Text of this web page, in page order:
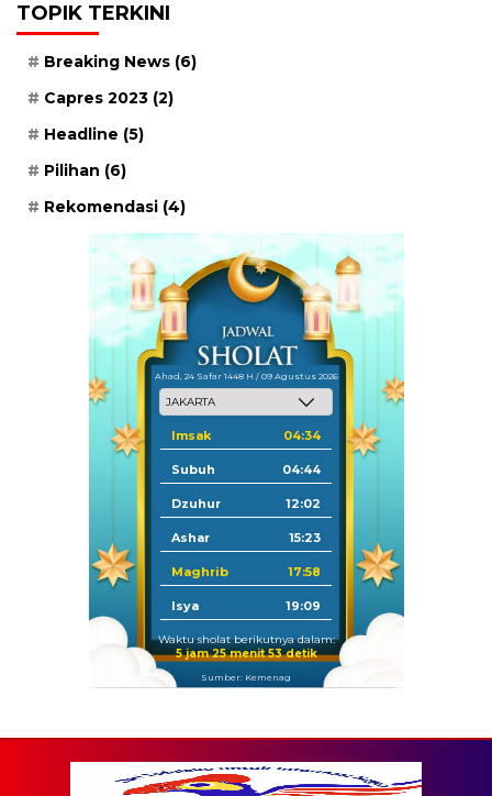
TOPIK TERKINI
Breaking News (6)
Capres 2023 (2)
Headline (5)
Pilihan (6)
Rekomendasi (4)
Ahad, 24 Safar 1448 H / 09 Agustus 2026
Imsak 04:34
Subuh 04:44
Dzuhur 12:02
Ashar 15:23
Maghrib 17:58
Isya 19:09
Waktu sholat berikutnya dalam:
5 jam 25 menit 52 detik
Sumber: Kemenag